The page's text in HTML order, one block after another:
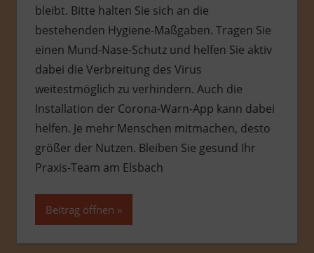
bleibt. Bitte halten Sie sich an die
bestehenden Hygiene-Maßgaben. Tragen Sie
einen Mund-Nase-Schutz und helfen Sie aktiv
dabei die Verbreitung des Virus
weitestmöglich zu verhindern. Auch die
Installation der Corona-Warn-App kann dabei
helfen. Je mehr Menschen mitmachen, desto
größer der Nutzen. Bleiben Sie gesund Ihr
Praxis-Team am Elsbach
Beitrag öffnen